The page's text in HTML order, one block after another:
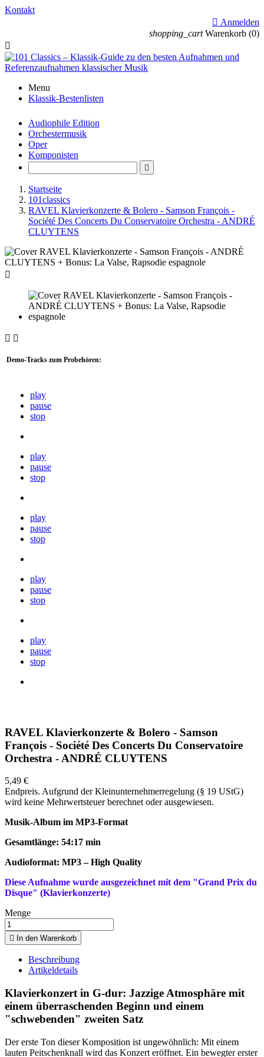
Kontakt
 Anmelden
shopping_cart Warenkorb (0)

Menu
Klassik-Bestenlisten
Audiophile Edition
Orchestermusik
Oper
Komponisten

Startseite
101classics
RAVEL Klavierkonzerte & Bolero - Samson François -
Société Des Concerts Du Conservatoire Orchestra - ANDRÉ
CLUYTENS

 
Demo-Tracks zum Probehören:
play
pause
stop
play
pause
stop
play
pause
stop
play
pause
stop
play
pause
stop
RAVEL Klavierkonzerte & Bolero - Samson
François - Société Des Concerts Du Conservatoire
Orchestra - ANDRÉ CLUYTENS
5,49 €
Endpreis. Aufgrund der Kleinunternehmerregelung (§ 19 UStG)
wird keine Mehrwertsteuer berechnet oder ausgewiesen.
Musik-Album im MP3-Format
Gesamtlänge: 54:17 min
Audioformat: MP3 – High Quality
Diese Aufnahme wurde ausgezeichnet mit dem "Grand Prix du
Disque" (Klavierkonzerte)
Menge
 In den Warenkorb
Beschreibung
Artikeldetails
Klavierkonzert in G-dur: Jazzige Atmosphäre mit
einem überraschenden Beginn und einem
"schwebenden" zweiten Satz
Der erste Ton dieser Komposition ist ungewöhnlich: Mit einem
lauten Peitschenknall wird das Konzert eröffnet. Ein bewegter erster